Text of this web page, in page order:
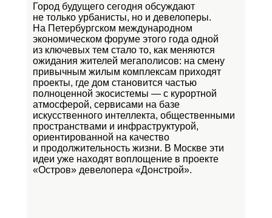
Город будущего сегодня обсуждают
не только урбанисты, но и девелоперы.
На Петербургском международном
экономическом форуме этого года одной
из ключевых тем стало то, как меняются
ожидания жителей мегаполисов: на смену
привычным жилым комплексам приходят
проекты, где дом становится частью
полноценной экосистемы — с курортной
атмосферой, сервисами на базе
искусственного интеллекта, общественными
пространствами и инфраструктурой,
ориентированной на качество
и продолжительность жизни. В Москве эти
идеи уже находят воплощение в проекте
«Остров» девелопера «Донстрой».